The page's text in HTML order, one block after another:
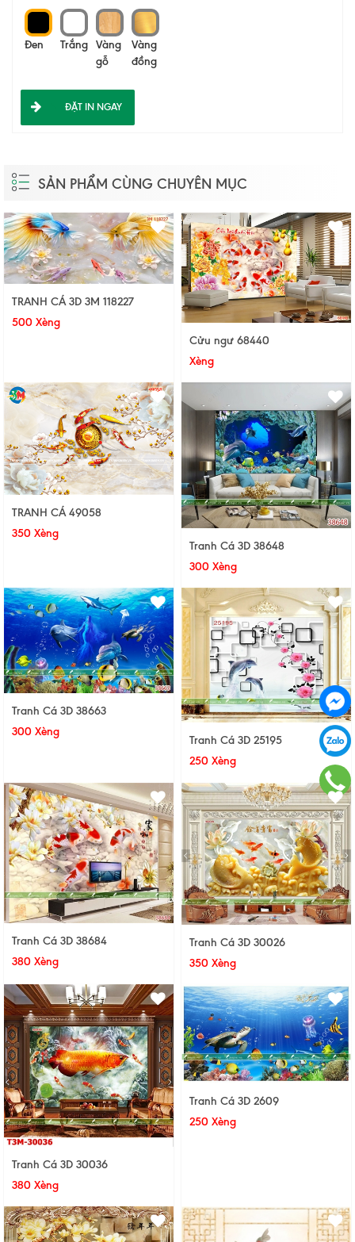
Đen Trắng Vàng
gỗ
Vàng
đồng
ĐẶT IN NGAY
SẢN PHẨM CÙNG CHUYÊN MỤC
TRANH CÁ 3D 3M 118227
500 Xèng
Cửu ngư 68440
Xèng
TRANH CÁ 49058
350 Xèng
Tranh Cá 3D 38648
300 Xèng
Tranh Cá 3D 38663
300 Xèng
Tranh Cá 3D 25195
250 Xèng
Tranh Cá 3D 38684
380 Xèng
Tranh Cá 3D 30026
350 Xèng
Tranh Cá 3D 30036
380 Xèng
Tranh Cá 3D 2609
250 Xèng